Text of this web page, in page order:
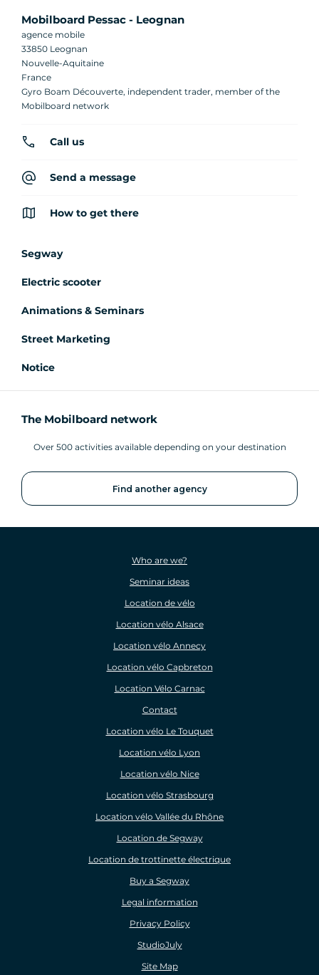
Mobilboard Pessac - Leognan
agence mobile
33850 Leognan
Nouvelle-Aquitaine
France
Gyro Boam Découverte, independent trader, member of the
Mobilboard network
Call us
Send a message
How to get there
Segway
Electric scooter
Animations & Seminars
Street Marketing
Notice
The Mobilboard network
Over 500 activities available depending on your destination
Find another agency
Who are we?
Seminar ideas
Location de vélo
Location vélo Alsace
Location vélo Annecy
Location vélo Capbreton
Location Vélo Carnac
Contact
Location vélo Le Touquet
Location vélo Lyon
Location vélo Nice
Location vélo Strasbourg
Location vélo Vallée du Rhône
Location de Segway
Location de trottinette électrique
Buy a Segway
Legal information
Privacy Policy
StudioJuly
Site Map